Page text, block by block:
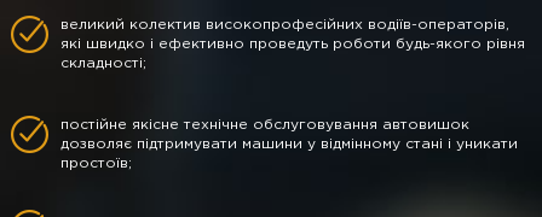
великий колектив високопрофесійних водіїв-операторів,
які швидко і ефективно проведуть роботи будь-якого рівня
складності;
постійне якісне технічне обслуговування автовишок
дозволяє підтримувати машини у відмінному стані і уникати
простоїв;